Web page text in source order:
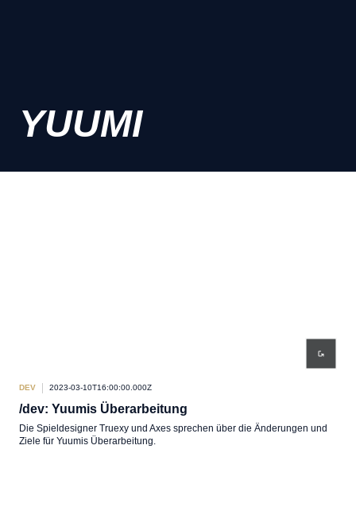
YUUMI
DEV 2023-03-10T16:00:00.000Z
/dev: Yuumis Überarbeitung
Die Spieldesigner Truexy und Axes sprechen über die Änderungen und
Ziele für Yuumis Überarbeitung.